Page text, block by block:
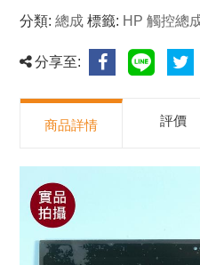
分類:總成 標籤: HP 觸控總
分享至:
商品詳情 評價